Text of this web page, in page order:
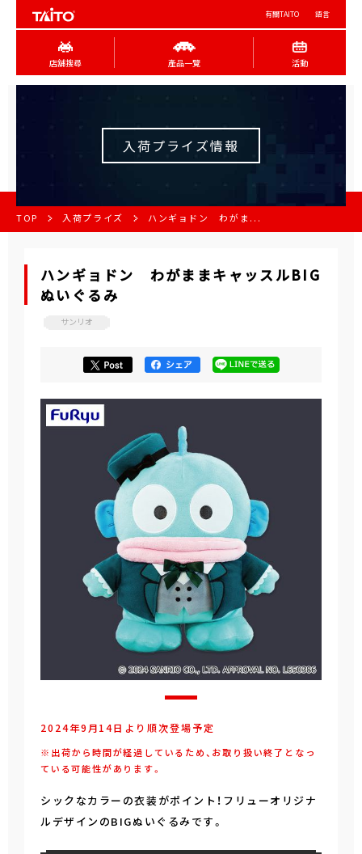
有關TAITO 語言
店舖搜尋 產品一覽 活動
入荷プライズ情報
TOP 入荷プライズ ハンギョドン わがま...
ハンギョドン わがままキャッスルBIG
ぬいぐるみ
サンリオ
2024年9月14日より順次登場予定
※出荷から時間が経過しているため、お取り扱い終了となっ
ている可能性があります。
シックなカラーの衣装がポイント！フリューオリジナ
ルデザインのBIGぬいぐるみです。